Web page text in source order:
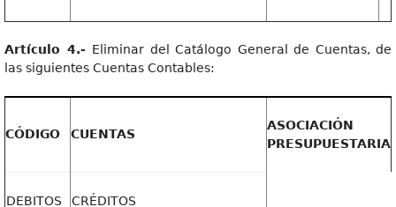
Artículo 4.- Eliminar del Catálogo General de Cuentas, de
las siguientes Cuentas Contables:
CÓDIGO CUENTAS
ASOCIACIÓN
PRESUPUESTARIA
DEBITOS CRÉDITOS